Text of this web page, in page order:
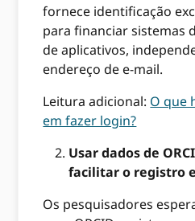
fornece identificação
para financiar sistemas
de aplicativos,
endereço de e-mail.
Leitura adicional: O que
em fazer login?
Usar dados de
facilitar o registro
Os pesquisadores